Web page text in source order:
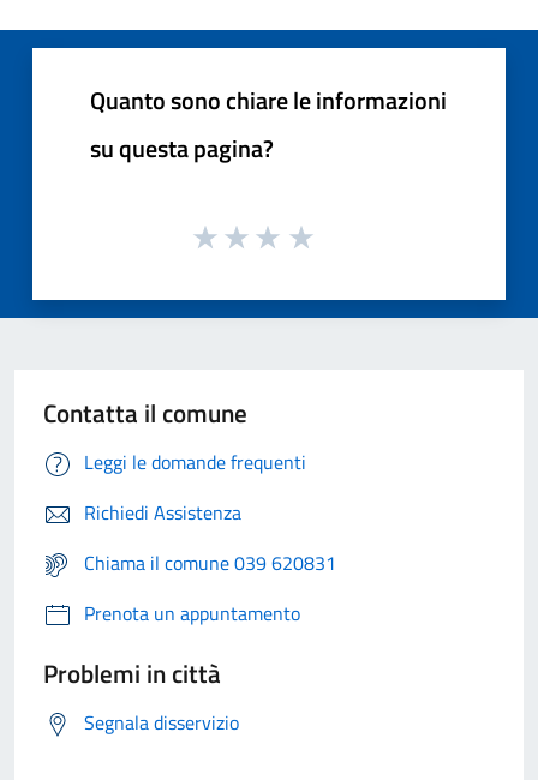
Quanto sono chiare le informazioni
su questa pagina?
Contatta il comune
Leggi le domande frequenti
Richiedi Assistenza
Chiama il comune 039 620831
Prenota un appuntamento
Problemi in città
Segnala disservizio